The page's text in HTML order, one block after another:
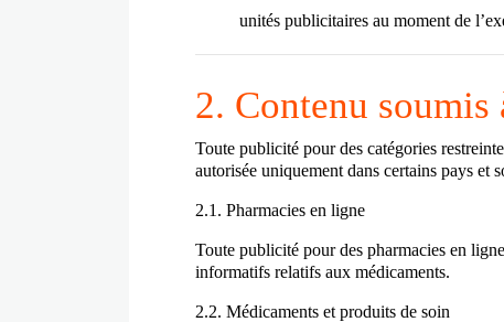
unités publicitaires au moment de
2. Contenu
Toute publicité pour des catégories
autorisée uniquement dans certains pays et
2.1. Pharmacies en ligne
Toute publicité pour des pharmacies en
informatifs relatifs aux médicaments.
2.2. Médicaments et produits de soin